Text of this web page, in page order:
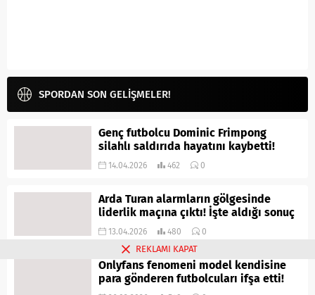
SPORDAN SON GELİŞMELER!
Genç futbolcu Dominic Frimpong
silahlı saldırıda hayatını kaybetti!
14.04.2026 462 0
Arda Turan alarmların gölgesinde
liderlik maçına çıktı! İşte aldığı sonuç
13.04.2026 480 0
Onlyfans fenomeni model kendisine
para gönderen futbolcuları ifşa etti!
REKLAMI KAPAT